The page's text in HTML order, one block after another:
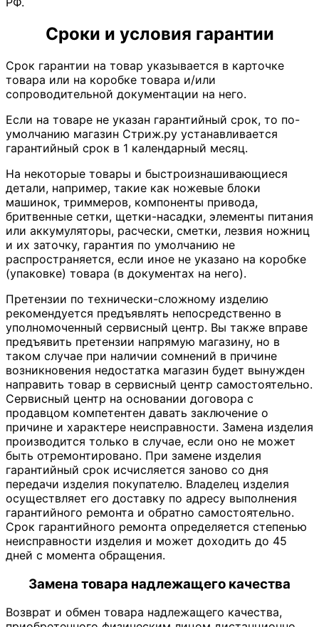
Сроки и условия гарантии
Срок гарантии на товар указывается в карточке
товара или на коробке товара и/или
сопроводительной документации на него.
Если на товаре не указан гарантийный срок, то по-
умолчанию магазин Стриж.ру устанавливается
гарантийный срок в 1 календарный месяц.
На некоторые товары и быстроизнашивающиеся
детали, например, такие как ножевые блоки
машинок, триммеров, компоненты привода,
бритвенные сетки, щетки-насадки, элементы питания
или аккумуляторы, расчески, сметки, лезвия ножниц
и их заточку, гарантия по умолчанию не
распространяется, если иное не указано на коробке
(упаковке) товара (в документах на него).
Претензии по технически-сложному изделию
рекомендуется предъявлять непосредственно в
уполномоченный сервисный центр. Вы также вправе
предъявить претензии напрямую магазину, но в
таком случае при наличии сомнений в причине
возникновения недостатка магазин будет вынужден
направить товар в сервисный центр самостоятельно.
Сервисный центр на основании договора с
продавцом компетентен давать заключение о
причине и характере неисправности. Замена изделия
производится только в случае, если оно не может
быть отремонтировано. При замене изделия
гарантийный срок исчисляется заново со дня
передачи изделия покупателю. Владелец изделия
осуществляет его доставку по адресу выполнения
гарантийного ремонта и обратно самостоятельно.
Срок гарантийного ремонта определяется степенью
неисправности изделия и может доходить до 45
дней с момента обращения.
Замена товара надлежащего качества
Возврат и обмен товара надлежащего качества,